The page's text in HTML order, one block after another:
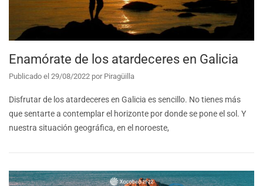
Enamórate de los atardeceres en Galicia
Publicado el 29/08/2022 por Piragüilla
Disfrutar de los atardeceres en Galicia es sencillo. No tienes más
que sentarte a contemplar el horizonte por donde se pone el sol. Y
nuestra situación geográfica, en el noroeste,